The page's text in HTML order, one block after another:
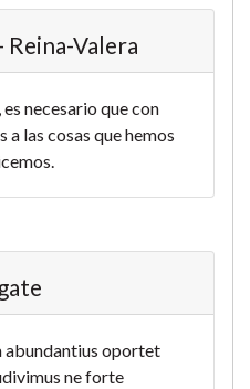
Reina-Valera
necesario que con
las cosas que hemos
abundantius oportet
ne forte